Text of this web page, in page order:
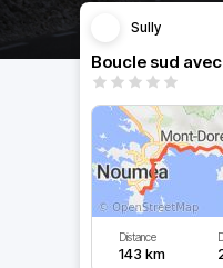
Sully
Boucle sud
Distance
143 km